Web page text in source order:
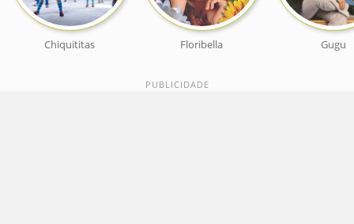
Chiquititas Floribella Gugu